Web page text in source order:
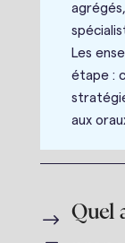
Les
étape :
aux
Quel
$